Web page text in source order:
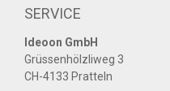
SERVICE
Ideoon GmbH
Grüssenhölzliweg 3
CH-4133 Pratteln